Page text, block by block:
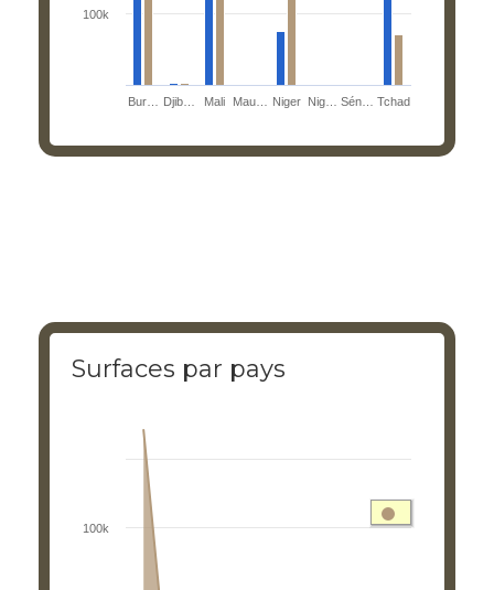
Bur… Djib… Mali Mau… Niger Nig… Sén… Tchad
100k
Surfaces par pays
Surfaces par pays
Chart with 8 data points.
View as data table, Surfaces par pays
The chart has 1 X axis displaying categories.
The chart has 1 Y axis displaying values. Range: 0 to
100k